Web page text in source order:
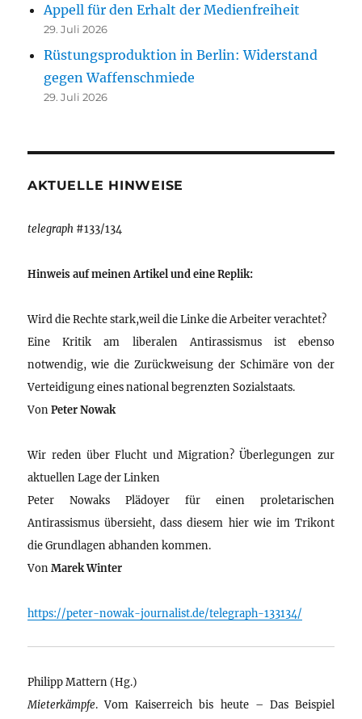
Appell für den Erhalt der Medienfreiheit
29. Juli 2026
Rüstungsproduktion in Berlin: Widerstand
gegen Waffenschmiede
29. Juli 2026
AKTUELLE HINWEISE
telegraph #133/134
Hinweis auf meinen Artikel und eine Replik:
Wird die Rechte stark,weil die Linke die Arbeiter verachtet?
Eine Kritik am liberalen Antirassismus ist ebenso
notwendig, wie die Zurückweisung der Schimäre von der
Verteidigung eines national begrenzten Sozialstaats.
VonPeter Nowak
Wir reden über Flucht und Migration? Überlegungen zur
aktuellen Lage der Linken
Peter Nowaks Plädoyer für einen proletarischen
Antirassismus übersieht, dass diesem hier wie im Trikont
die Grundlagen abhanden kommen.
VonMarek Winter
https://peter-nowak-journalist.de/telegraph-133134/
Philipp Mattern (Hg.)
Mieterkämpfe. Vom Kaiserreich bis heute – Das Beispiel